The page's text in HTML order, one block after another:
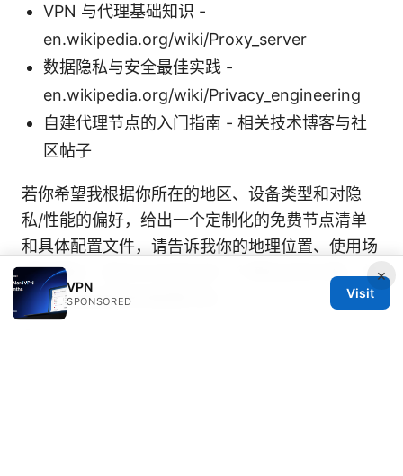
VPN 与代理基础知识 -
en.wikipedia.org/wiki/Proxy_server
数据隐私与安全最佳实践 -
en.wikipedia.org/wiki/Privacy_engineering
自建代理节点的入门指南 - 相关技术博客与社
区帖子
若你希望我根据你所在的地区、设备类型和对隐
私/性能的偏好，给出一个定制化的免费节点清单
和具体配置文件，请告诉我你的地理位置、使用场
景和偏好，我可以为你生成一个更贴合的方案，并
给出可直接使用的配置范例。
×
VPN
SPONSORED
Visit